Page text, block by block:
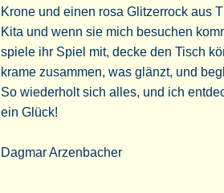
Krone und einen rosa Glitzerrock aus
Kita und wenn sie mich besuchen
spiele ihr Spiel mit, decke den Tisch
krame zusammen, was glänzt, und
So wiederholt sich alles, und ich
ein Glück!
Dagmar Arzenbacher